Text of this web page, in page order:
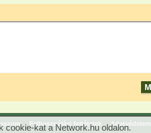
Felhasználási feltételek Adatvédelem
cookie-kat a Network.hu oldalon.